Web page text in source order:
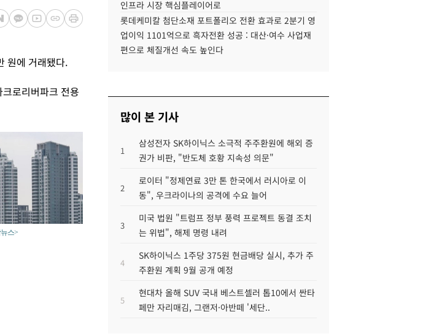
원에 거래됐다.
로리버파크 전용
스>
인프라 시장 핵심플레이어로
롯데케미칼 첨단소재 포트폴리오 전환 효과로 2분기 영
업이익 1101억으로 흑자전환 성공 : 대산·여수 사업재
편으로 체질개선 속도 높인다
많이 본 기사
1
삼성전자 SK하이닉스 소극적 주주환원에 해외 증
권가 비판, "반도체 호황 지속성 의문"
2
로이터 "정제연료 3만 톤 한국에서 러시아로 이
동", 우크라이나의 공격에 수요 늘어
3
미국 법원 "트럼프 정부 풍력 프로젝트 동결 조치
는 위법", 해제 명령 내려
4
SK하이닉스 1주당 375원 현금배당 실시, 추가 주
주환원 계획 9월 공개 예정
5
현대차 올해 SUV 국내 베스트셀러 톱10에서 싼타
페만 자리매김, 그랜저·아반떼 '세단..